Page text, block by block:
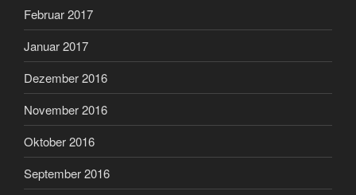
Februar 2017
Januar 2017
Dezember 2016
November 2016
Oktober 2016
September 2016